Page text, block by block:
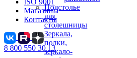
Подстолье
для
столешницы
Зеркала,
полки,
зеркало-
Магазины
Контакты
8 800 550 30 13